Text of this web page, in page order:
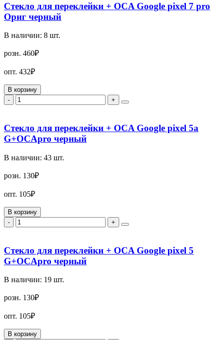
Стекло для переклейки + OCA Google pixel 7 pro
Ориг черный
В наличии: 8 шт.
розн. 460₽
опт. 432₽
В корзину
-
+
Стекло для переклейки + OCA Google pixel 5a
G+OCApro черный
В наличии: 43 шт.
розн. 130₽
опт. 105₽
В корзину
-
+
Стекло для переклейки + OCA Google pixel 5
G+OCApro черный
В наличии: 19 шт.
розн. 130₽
опт. 105₽
В корзину